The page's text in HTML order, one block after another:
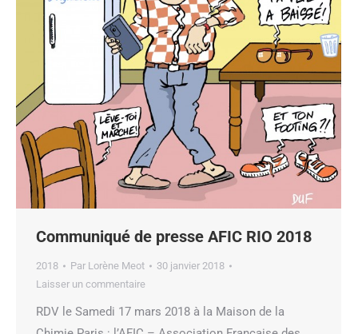
Communiqué de presse AFIC RIO 2018
2018 Par Lorène Meot
30 janvier 2018
Laisser un commentaire
RDV le Samedi 17 mars 2018 à la Maison de la